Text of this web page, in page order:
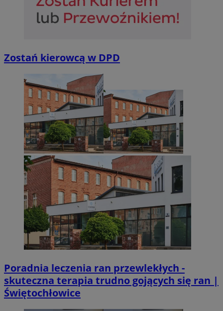
Zostań kierowcą w DPD
Poradnia leczenia ran przewlekłych -
skuteczna terapia trudno gojących się ran |
Świętochłowice
SessID
sosnowiecki.pl
euds .rfihub.com
VISITOR_PRIVACY_METADATA
YouTube
.youtube.com